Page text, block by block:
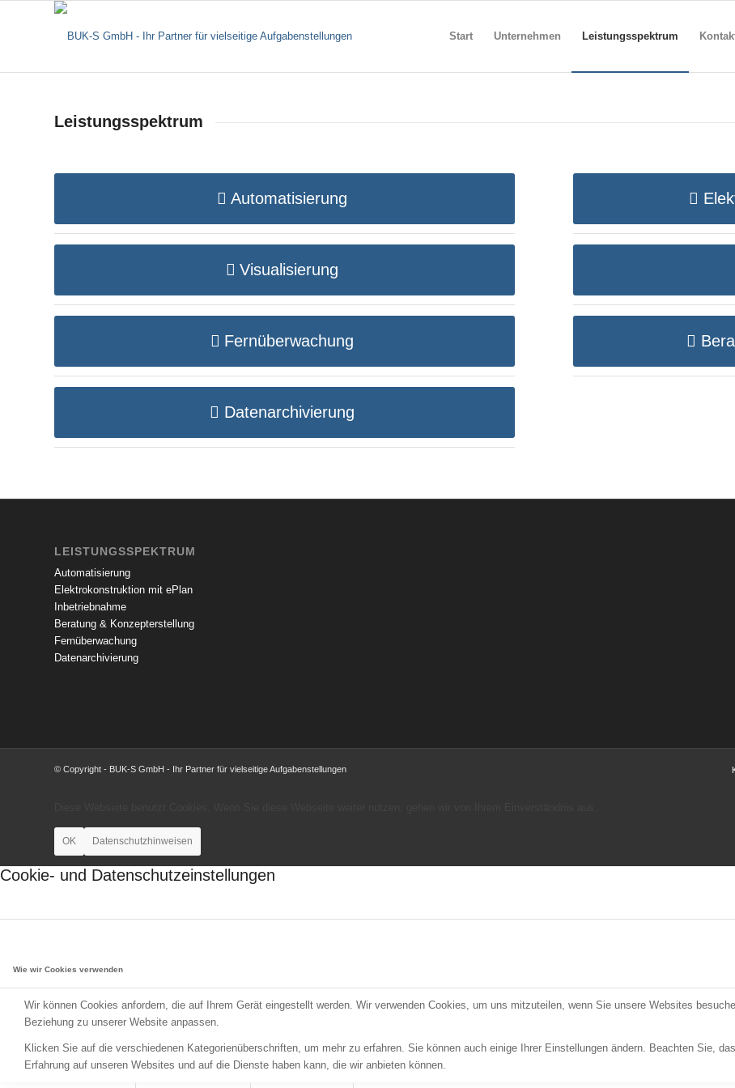
Start Unternehmen Leistungsspektrum
Leistungsspektrum
Automatisierung
Visualisierung
Fernüberwachung
Datenarchivierung
LEISTUNGSSPEKTRUM
Automatisierung
Elektrokonstruktion mit ePlan
Inbetriebnahme
Beratung & Konzepterstellung
Fernüberwachung
Datenarchivierung
© Copyright - BUK-S GmbH - Ihr Partner für vielseitige Aufgabenstellungen
OK Datenschutzhinweisen
Cookie- und Datenschutzeinstellungen
Wie wir Cookies verwenden
Wir können Cookies anfordern, die auf Ihrem Gerät eingestellt werden. Wir verwenden Cookies, um uns mitzuteilen, wenn Sie unsere Websites
Beziehung zu unserer Website anpassen.
Klicken Sie auf die verschiedenen Kategorienüberschriften, um mehr zu erfahren. Sie können auch einige Ihrer Einstellungen ändern. Beachten Sie,
Erfahrung auf unseren Websites und auf die Dienste haben kann, die wir anbieten können.